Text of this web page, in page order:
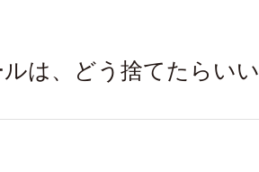
は、どう捨てたらいい